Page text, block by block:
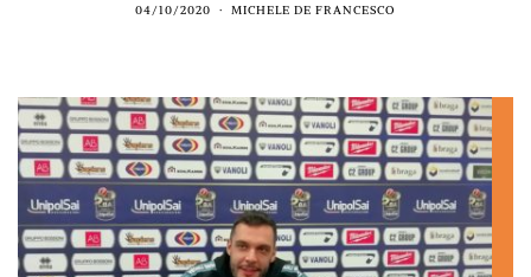
04/10/2020 MICHELE DE FRANCESCO